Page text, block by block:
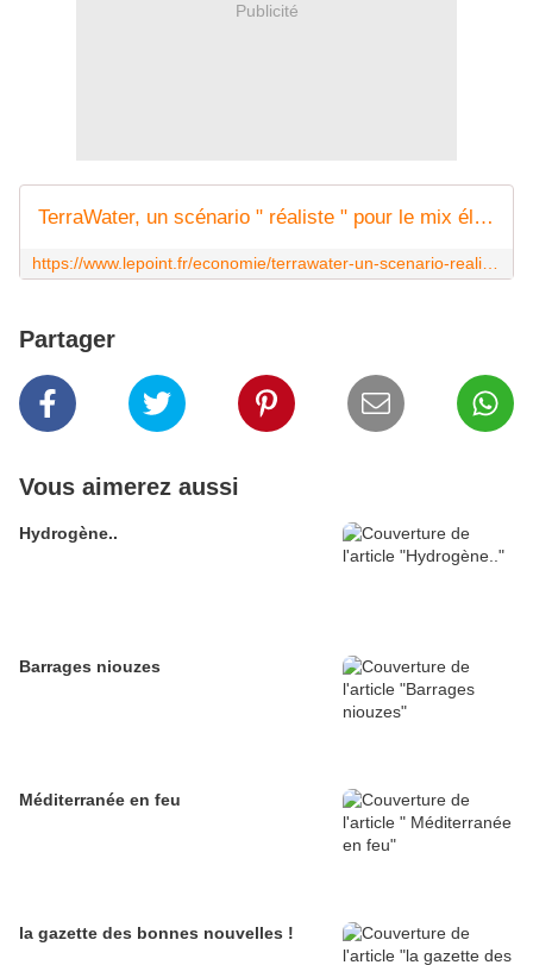
Publicité
TerraWater, un scénario " réaliste " pour le mix électrique en 2050
Partager
Vous aimerez aussi
Hydrogène..
Barrages niouzes
Méditerranée en feu
la gazette des bonnes nouvelles !